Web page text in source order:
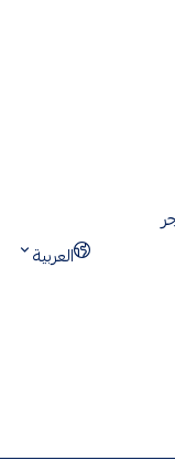
العربية